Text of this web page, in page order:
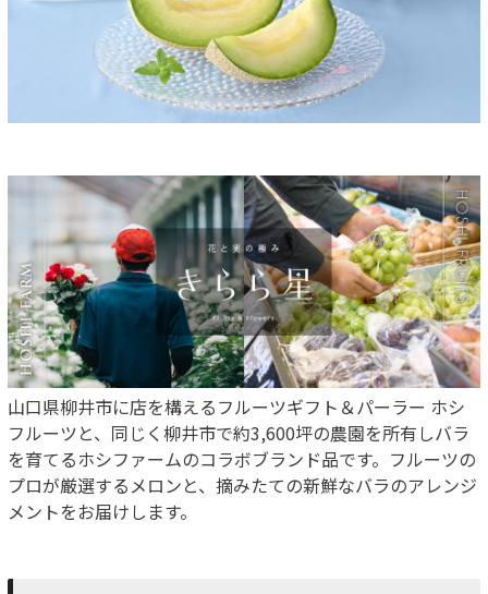
山口県柳井市に店を構えるフルーツギフト＆パーラー ホシ
フルーツと、同じく柳井市で約3,600坪の農園を所有しバラ
を育てるホシファームのコラボブランド品です。フルーツの
プロが厳選するメロンと、摘みたての新鮮なバラのアレンジ
メントをお届けします。